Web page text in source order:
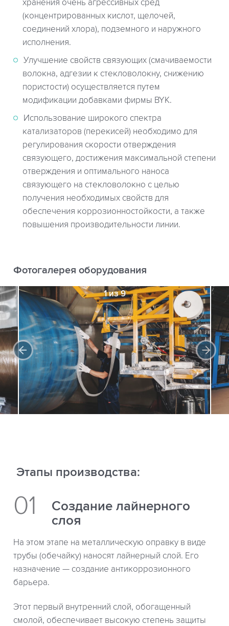
хранения очень агрессивных сред
(концентрированных кислот, щелочей,
соединений хлора), подземного и наружного
исполнения.
Улучшение свойств связующих (смачиваемости
волокна, адгезии к стекловолокну, снижению
пористости) осуществляется путем
модификации добавками фирмы BYK.
Использование широкого спектра
катализаторов (перекисей) необходимо для
регулирования скорости отверждения
связующего, достижения максимальной степени
отверждения и оптимального наноса
связующего на стекловолокно с целью
получения необходимых свойств для
обеспечения коррозионностойкости, а также
повышения производительности линии.
Фотогалерея оборудования
1 из 9
Этапы производства:
Создание лайнерного
слоя
На этом этапе на металлическую оправку в виде
трубы (обечайку) наносят лайнерный слой. Его
назначение — создание антикоррозионного
барьера.
Этот первый внутренний слой, обогащенный
смолой, обеспечивает высокую степень защиты